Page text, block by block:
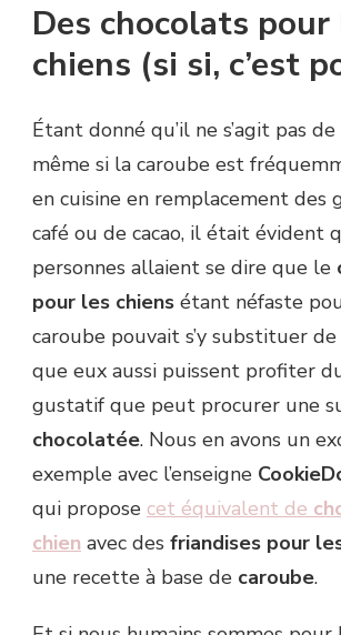
Des chocolats pour
chiens (si si, c’est
Étant donné qu’il ne s’agit pas
même si la caroube est
en cuisine en remplacement des
café ou de cacao, il était évident
personnes allaient se dire que le
pour les chiens étant néfaste
caroube pouvait s’y substituer
que eux aussi puissent profiter
gustatif que peut procurer une
chocolatée. Nous en avons un
exemple avec l’enseigne
qui propose cet équivalent de
chien avec des friandises pour
une recette à base de caroube.